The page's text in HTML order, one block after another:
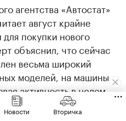
агентства «Автостат»
август крайне
покупки нового
объяснил, что сейчас
весьма широкий
моделей, на машины
активность в целом
Новости Вторичка